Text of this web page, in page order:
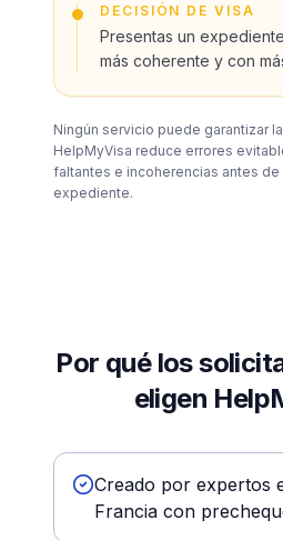
DECISIÓN DE VISA
Presentas un
más coherente y con
Ningún servicio puede garantizar
HelpMyVisa reduce errores
faltantes e incoherencias antes de
expediente.
Por qué los
eligen
Creado por expertos
Francia con